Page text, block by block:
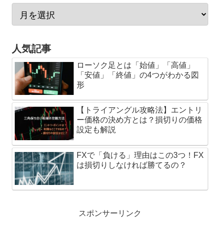
人気記事
ローソク足とは「始値」「高値」
「安値」「終値」の4つがわかる図
形
【トライアングル攻略法】エントリ
ー価格の決め方とは？損切りの価格
設定も解説
FXで「負ける」理由はこの3つ！FX
は損切りしなければ勝てるの？
スポンサーリンク